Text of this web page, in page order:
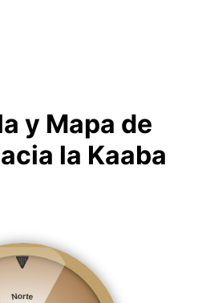
y Mapa de
la Kaaba
🔻
Norte